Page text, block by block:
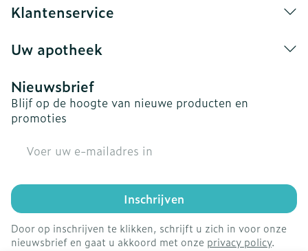
Klantenservice
Uw apotheek
Nieuwsbrief
Blijf op de hoogte van nieuwe producten en
promoties
Inschrijven
Door op inschrijven te klikken, schrijft u zich in voor onze
nieuwsbrief en gaat u akkoord met onze privacy policy.